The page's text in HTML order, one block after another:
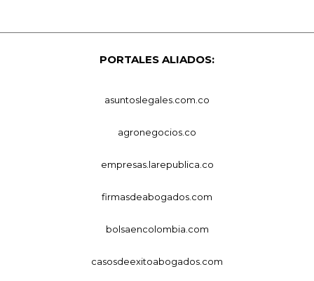
PORTALES ALIADOS:
asuntoslegales.com.co
agronegocios.co
empresas.larepublica.co
firmasdeabogados.com
bolsaencolombia.com
casosdeexitoabogados.com